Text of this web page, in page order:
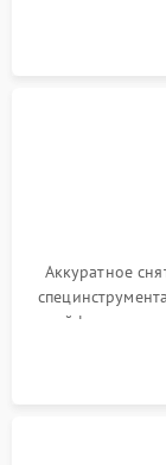
грибка,
Аккуратное
шлейфов и
линзовых